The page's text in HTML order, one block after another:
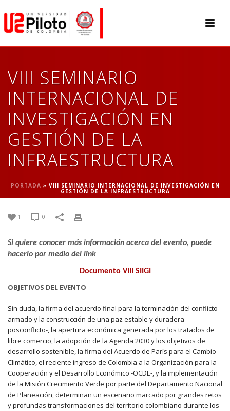
VIII SEMINARIO
INTERNACIONAL DE
INVESTIGACIÓN EN
GESTIÓN DE LA
INFRAESTRUCTURA
PORTADA » VIII SEMINARIO INTERNACIONAL DE INVESTIGACIÓN EN
GESTIÓN DE LA INFRAESTRUCTURA
1 0
Si quiere conocer más información acerca del evento, puede
hacerlo por medio del link
Documento VIII SIIGI
OBJETIVOS DEL EVENTO
Sin duda, la firma del acuerdo final para la terminación del conflicto
armado y la construcción de una paz estable y duradera -
posconflicto-, la apertura económica generada por los tratados de
libre comercio, la adopción de la Agenda 2030 y los objetivos de
desarrollo sostenible, la firma del Acuerdo de París para el Cambio
Climático, el reciente ingreso de Colombia a la Organización para la
Cooperación y el Desarrollo Económico -OCDE-, y la implementación
de la Misión Crecimiento Verde por parte del Departamento Nacional
de Planeación, determinan un escenario marcado por grandes retos
y profundas transformaciones del territorio colombiano durante los